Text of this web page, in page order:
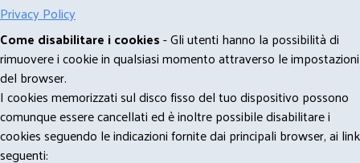
Privacy Policy
Come disabilitare i cookies- Gli utenti hanno la possibilità di
rimuovere i cookie in qualsiasi momento attraverso le impostazioni
del browser.
I cookies memorizzati sul disco fisso del tuo dispositivo possono
comunque essere cancellati ed è inoltre possibile disabilitare i
cookies seguendo le indicazioni fornite dai principali browser, ai link
seguenti: